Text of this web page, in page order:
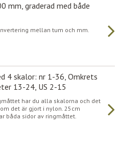
mm, graderad med både
mellan tum och mm.
4 skalor: nr 1-36, Omkrets
13-24, US 2-15
har du alla skalorna och det
det är gjort i nylon. 25cm
båda sidor av ringmåttet.